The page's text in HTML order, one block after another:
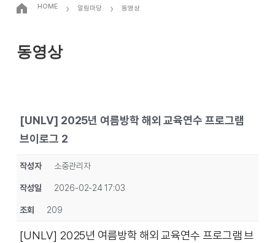
HOME › 알림마당 › 동영상
동영상
[UNLV] 2025년 여름방학 해외 교육연수 프로그램
브이로그 2
작성자 소중관리자
작성일 2026-02-24 17:03
조회 209
[UNLV] 2025년 여름방학 해외 교육연수 프로그램 브